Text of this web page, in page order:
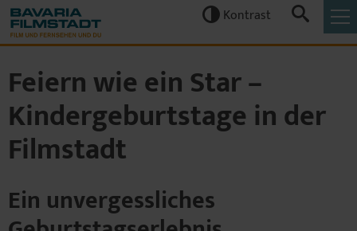
 Kontrast 
Feiern wie ein Star –
Kindergeburtstage in der
Filmstadt
Ein unvergessliches